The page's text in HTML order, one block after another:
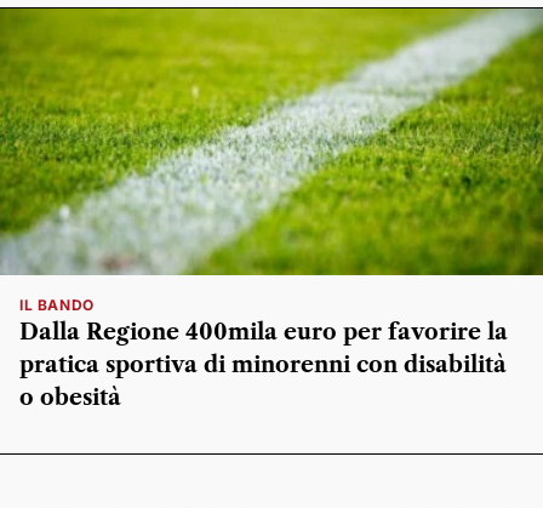
IL BANDO
Dalla Regione 400mila euro per favorire la
pratica sportiva di minorenni con disabilità
o obesità